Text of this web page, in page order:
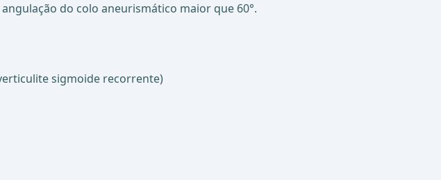
do colo aneurismático maior que 60°.
sigmoide recorrente)